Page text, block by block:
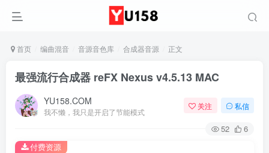
首页 编曲混音 音源音色库 合成器音源 正文
最强流行合成器 reFX Nexus v4.5.13 MAC
YU158.COM
我不懒，我只是开启了节能模式
关注 私信
52 6
付费资源